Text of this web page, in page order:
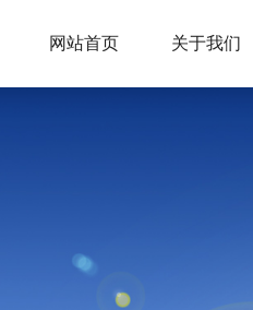
网站首页 关于我们